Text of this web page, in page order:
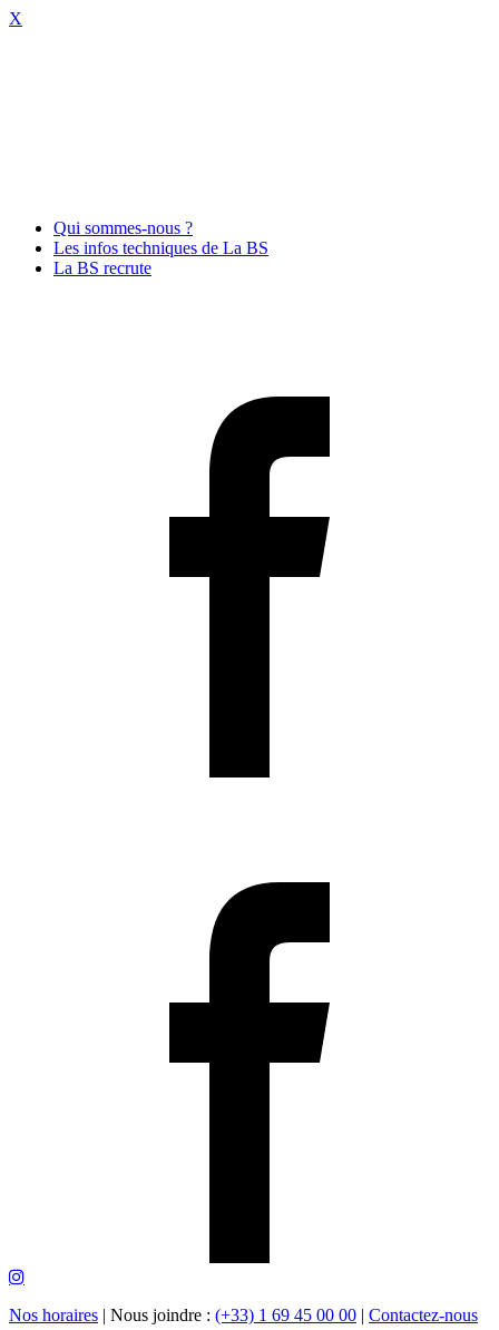
X
Qui sommes-nous ?
Les infos techniques de La BS
La BS recrute
Nos horaires | Nous joindre : (+33) 1 69 45 00 00 | Contactez-nous